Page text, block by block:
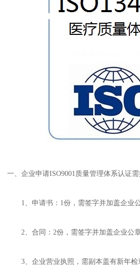
一、企业申请ISO9001质量管理体系认证
1、申请书：1份，需签字并加盖企业公
2、合同：2份，需签字并加盖企业公章
3、企业营业执照，需副本盖有新年检